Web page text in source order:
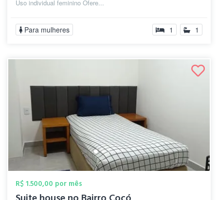
Uso individual feminino Ofere...
Para mulheres 1 1
R$ 1.500,00 por mês